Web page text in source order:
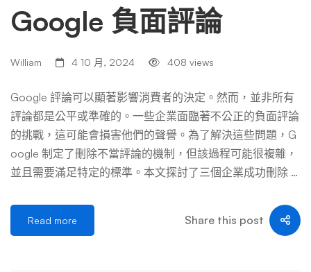
Google 負面評論
William 4 10 月, 2024 408 views
Google 評論可以顯著影響消費者的決定。然而，並非所有
評論都是公平或準確的。一些企業面臨著不公正的負面評論
的挑戰，這可能會損害他們的聲譽。為了解決這些問題，G
oogle 制定了刪除不當評論的機制，但該過程可能很複雜，
並且需要滿足特定的標準。本文探討了三個企業成功刪除 G
所取得的成果。 案例研究 1：精品酒店－應對惡意評論 紐約
一家精品酒店面臨嚴峻挑戰，一位匿名用戶發布了虛假惡意
Read more Share this post